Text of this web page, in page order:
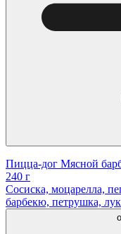
Пицца-дог Мясной
240 г
Сосиcка, моцарелла,
барбекю, петрушка,